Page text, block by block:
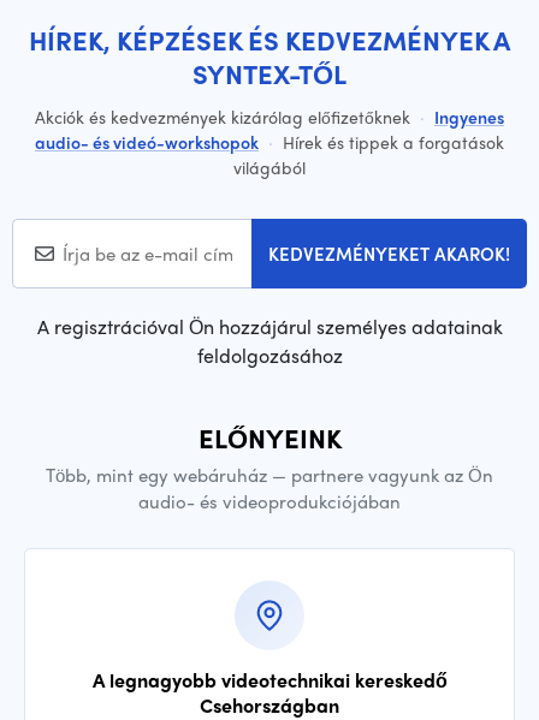
HÍREK, KÉPZÉSEK ÉS KEDVEZMÉNYEK A
SYNTEX-TŐL
Akciók és kedvezmények kizárólag előfizetőknek · Ingyenes
audio- és videó-workshopok · Hírek és tippek a forgatások
világából
KEDVEZMÉNYEKET AKAROK!
A regisztrációval Ön hozzájárul személyes adatainak
feldolgozásához
ELŐNYEINK
Több, mint egy webáruház — partnere vagyunk az Ön
audio- és videoprodukciójában
A legnagyobb videotechnikai kereskedő
Csehországban